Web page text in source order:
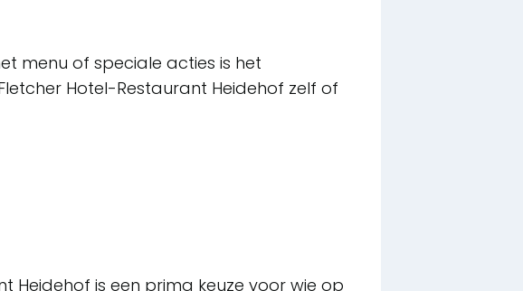
menu of speciale acties is het
Hotel-Restaurant Heidehof zelf of
Heidehof is een prima keuze voor wie op